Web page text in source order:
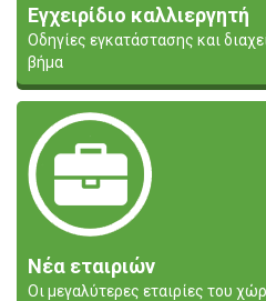
Εγχειρίδιο καλλιεργητή
Οδηγίες εγκατάστασης και
βήμα
Νέα εταιριών
Οι μεγαλύτερες εταιρίες του